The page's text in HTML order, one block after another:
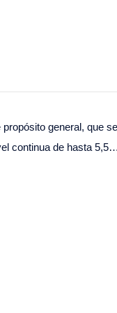
general, que
continua de hasta 5,5…